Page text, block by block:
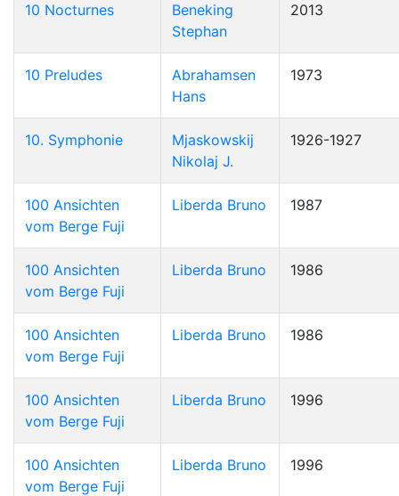
10 Nocturnes
Beneking
Stephan
2013
10 Preludes
Abrahamsen
Hans
1973
10. Symphonie
Mjaskowskij
Nikolaj J.
1926-1927
100 Ansichten
vom Berge Fuji
Liberda Bruno 1987
100 Ansichten
vom Berge Fuji
Liberda Bruno 1986
100 Ansichten
vom Berge Fuji
Liberda Bruno 1986
100 Ansichten
vom Berge Fuji
Liberda Bruno 1996
100 Ansichten
vom Berge Fuji
Liberda Bruno 1996